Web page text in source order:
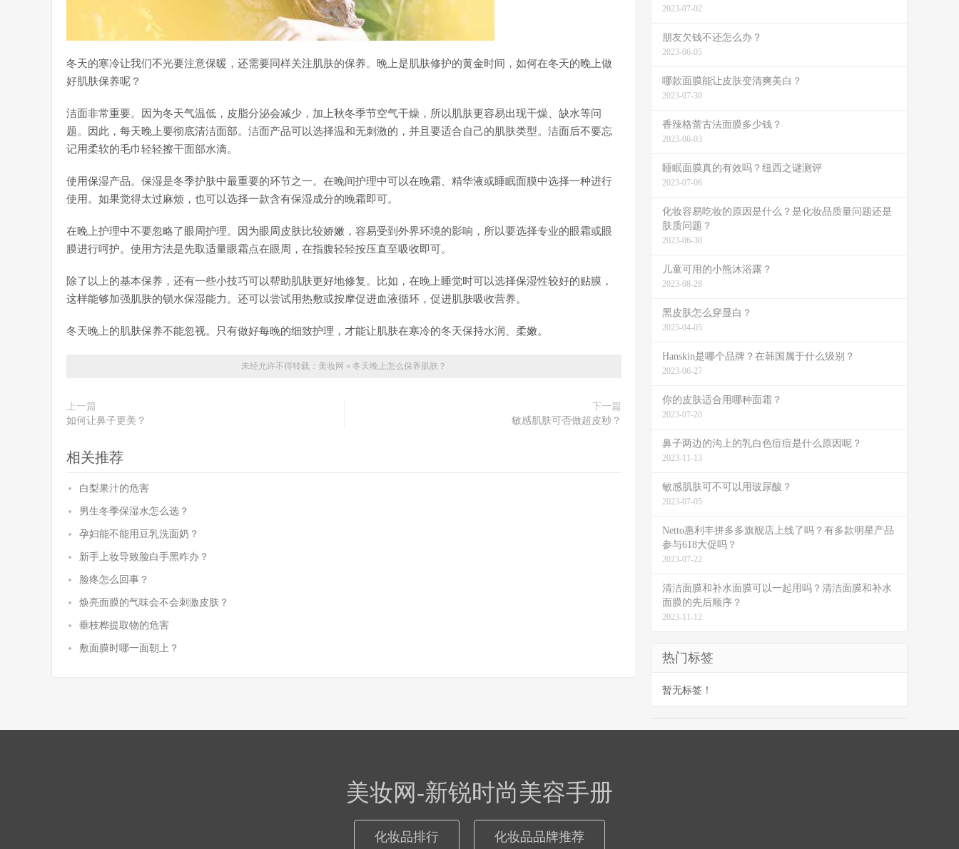
冬天的寒冷让我们不光要注意保暖，还需要同样关注肌肤的保养。晚上是肌肤修护的黄金时间，如何在冬天的晚上做
好肌肤保养呢？
洁面非常重要。因为冬天气温低，皮脂分泌会减少，加上秋冬季节空气干燥，所以肌肤更容易出现干燥、缺水等问
题。因此，每天晚上要彻底清洁面部。洁面产品可以选择温和无刺激的，并且要适合自己的肌肤类型。洁面后不要忘
记用柔软的毛巾轻轻擦干面部水滴。
使用保湿产品。保湿是冬季护肤中最重要的环节之一。在晚间护理中可以在晚霜、精华液或睡眠面膜中选择一种进行
使用。如果觉得太过麻烦，也可以选择一款含有保湿成分的晚霜即可。
在晚上护理中不要忽略了眼周护理。因为眼周皮肤比较娇嫩，容易受到外界环境的影响，所以要选择专业的眼霜或眼
膜进行呵护。使用方法是先取适量眼霜点在眼周，在指腹轻轻按压直至吸收即可。
除了以上的基本保养，还有一些小技巧可以帮助肌肤更好地修复。比如，在晚上睡觉时可以选择保湿性较好的贴膜，
这样能够加强肌肤的锁水保湿能力。还可以尝试用热敷或按摩促进血液循环，促进肌肤吸收营养。
冬天晚上的肌肤保养不能忽视。只有做好每晚的细致护理，才能让肌肤在寒冷的冬天保持水润、柔嫩。
未经允许不得转载： 美妆网 » 冬天晚上怎么保养肌肤？
上一篇
如何让鼻子更美？
下一篇
敏感肌肤可否做超皮秒？
相关推荐
白梨果汁的危害
男生冬季保湿水怎么选？
孕妇能不能用豆乳洗面奶？
新手上妆导致脸白手黑咋办？
脸疼怎么回事？
焕亮面膜的气味会不会刺激皮肤？
垂枝桦提取物的危害
敷面膜时哪一面朝上？
2023-07-02
朋友欠钱不还怎么办？
2023-06-05
哪款面膜能让皮肤变清爽美白？
2023-07-30
香辣格蕾古法面膜多少钱？
2023-06-03
睡眠面膜真的有效吗？纽西之谜测评
2023-07-06
化妆容易吃妆的原因是什么？是化妆品质量问题还是
肤质问题？
2023-06-30
儿童可用的小熊沐浴露？
2023-08-28
黑皮肤怎么穿显白？
2025-04-05
Hanskin是哪个品牌？在韩国属于什么级别？
2023-06-27
你的皮肤适合用哪种面霜？
2023-07-20
鼻子两边的沟上的乳白色痘痘是什么原因呢？
2023-11-13
敏感肌肤可不可以用玻尿酸？
2023-07-05
Netto惠利丰拼多多旗舰店上线了吗？有多款明星产品
参与618大促吗？
2023-07-22
清洁面膜和补水面膜可以一起用吗？清洁面膜和补水
面膜的先后顺序？
2023-11-12
热门标签
暂无标签！
美妆网-新锐时尚美容手册
化妆品排行 化妆品品牌推荐